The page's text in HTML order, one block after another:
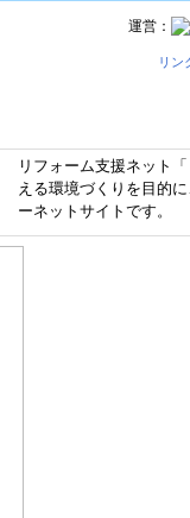
運営：
リン
リフォーム支援ネット
える環境づくりを目的
ーネットサイトです。